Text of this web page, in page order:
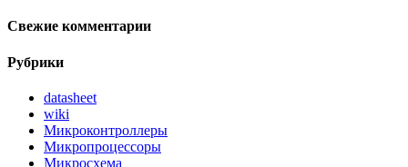
Свежие комментарии
Рубрики
datasheet
wiki
Микроконтроллеры
Микропроцессоры
Микросхема